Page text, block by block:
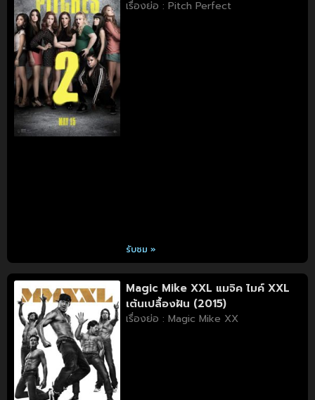
เรื่องย่อ : Pitch Perfect
รับชม »
Magic Mike XXL แมจิค ไมค์ XXL
เต้นเปลื้องฝัน (2015)
เรื่องย่อ : Magic Mike XX